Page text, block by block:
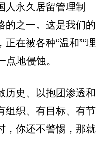
人永久居留管理制
的之一。这是我们的
在被各种“温和”“理
点地侵蚀。
历史、以抱团渗透和
组织、有目标、有节
，你还不警惕，那就